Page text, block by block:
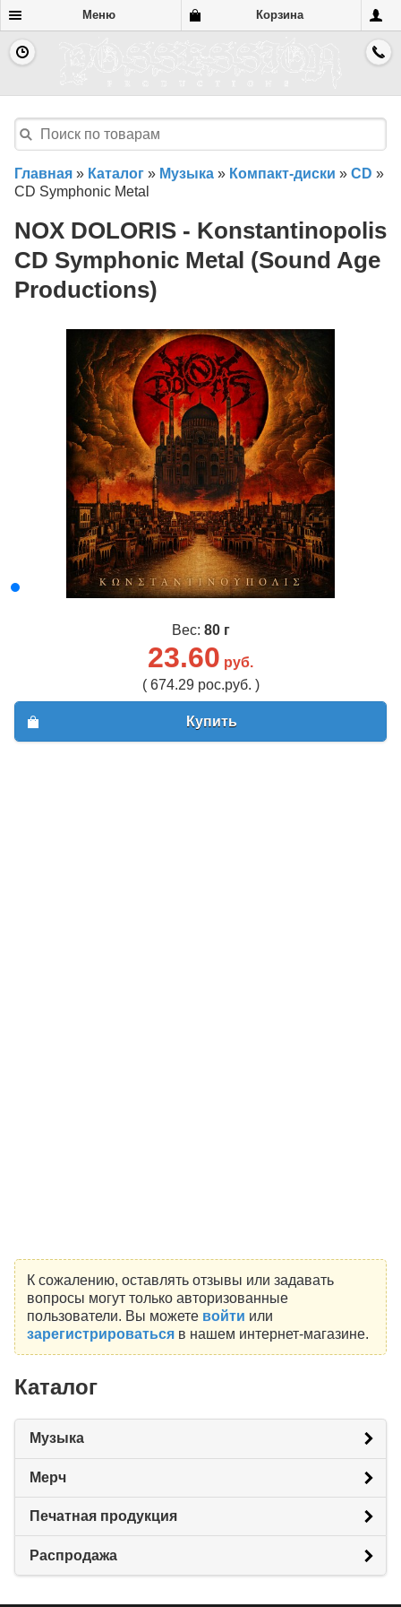
Меню Корзина
Главная » Каталог » Музыка » Компакт-диски » CD »
CD Symphonic Metal
NOX DOLORIS - Konstantinopolis
CD Symphonic Metal (Sound Age
Productions)
Вес: 80 г
23.60 руб.
( 674.29 рос.руб. )
Купить
К сожалению, оставлять отзывы или задавать
вопросы могут только авторизованные
пользователи. Вы можете войти или
зарегистрироватьсяв нашем интернет-магазине.
Каталог
Музыка
Мерч
Печатная продукция
Распродажа